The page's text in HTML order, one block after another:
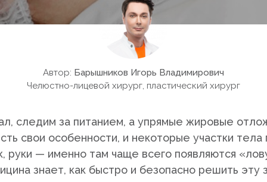
Автор: Барышников Игорь Владимирович
Челюстно-лицевой хирург, пластический хирург
следим за питанием, а упрямые жировые
свои особенности, и некоторые участки
— именно там чаще всего появляются
знает, как быстро и безопасно решить эту